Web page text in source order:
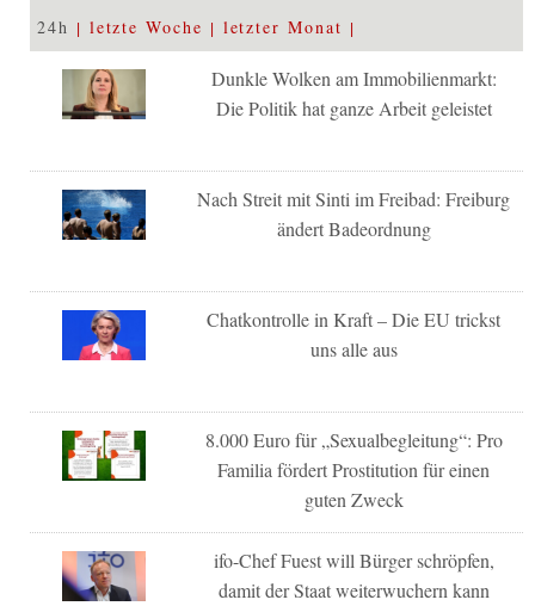
24h letzte Woche letzter Monat
Dunkle Wolken am Immobilienmarkt:
Die Politik hat ganze Arbeit geleistet
Nach Streit mit Sinti im Freibad: Freiburg
ändert Badeordnung
Chatkontrolle in Kraft – Die EU trickst
uns alle aus
8.000 Euro für „Sexualbegleitung“: Pro
Familia fördert Prostitution für einen
guten Zweck
ifo-Chef Fuest will Bürger schröpfen,
damit der Staat weiterwuchern kann